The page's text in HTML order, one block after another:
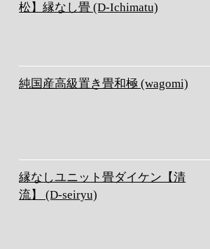
松】縁なし畳 (D-Ichimatu)
純国産高級置き畳和極 (wagomi)
縁なしユニット畳ダイケン【清
流】 (D-seiryu)